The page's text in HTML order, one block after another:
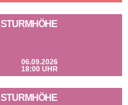
STURMHÖHE
06.09.2026
18:00 UHR
STURMHÖHE